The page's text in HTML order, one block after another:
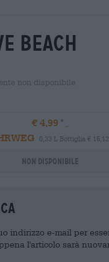
beach
non disponibile
€ 4,99
0,33 L Bottiglia € 15,12
Non disponibile
indirizzo e-mail per
l'articolo sarà